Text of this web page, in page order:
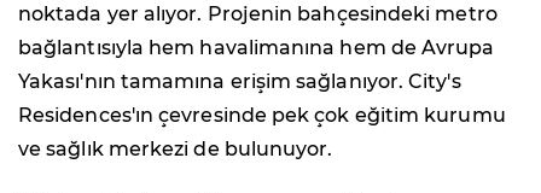
noktada yer alıyor. Projenin bahçesindeki metro
bağlantısıyla hem havalimanına hem de Avrupa
Yakası'nın tamamına erişim sağlanıyor. City's
Residences'ın çevresinde pek çok eğitim kurumu
ve sağlık merkezi de bulunuyor.